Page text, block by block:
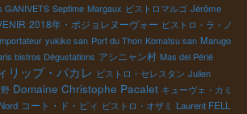
GANIVETS Septime Margaux ビストロマルゴ Jérôme
2018年・ボジョレヌーヴォー ビストロ・ラ・ノ
yukiko san Port du Thon Komatsu san Marugo
bistros Dégustations アシニャン村 Mas del Périé
リップ・パカレ ビストロ・セレスタン Julien
Domaine Christophe Pacalet キューヴェ・カミ
コート・ド・ピィ ビストロ・オザミ Laurent FELL